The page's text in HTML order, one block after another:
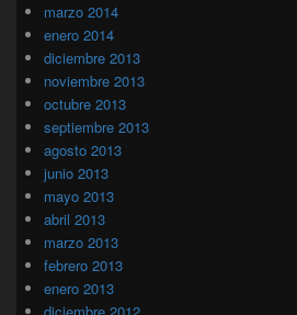
marzo 2014
enero 2014
diciembre 2013
noviembre 2013
octubre 2013
septiembre 2013
agosto 2013
junio 2013
mayo 2013
abril 2013
marzo 2013
febrero 2013
enero 2013